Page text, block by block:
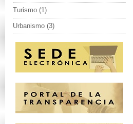
Turismo (1)
Urbanismo (3)